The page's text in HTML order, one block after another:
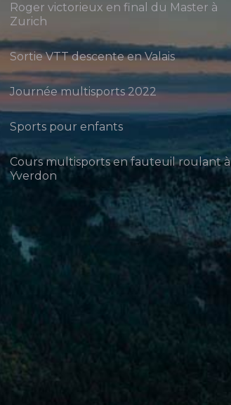
Roger victorieux en final du Master à
Zurich
Sortie VTT descente en Valais
Journée multisports 2022
Sports pour enfants
Cours multisports en fauteuil roulant à
Yverdon